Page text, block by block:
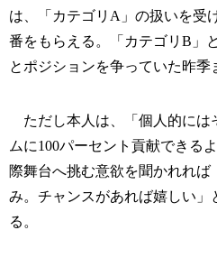
は、「カテゴリA」の扱いを受
番をもらえる。「カテゴリB」
とポジションを争っていた昨季
ただし本人は、「個人的には
ムに100パーセント貢献できる
際舞台へ挑む意欲を聞かれれば
み。チャンスがあれば嬉しい」
る。